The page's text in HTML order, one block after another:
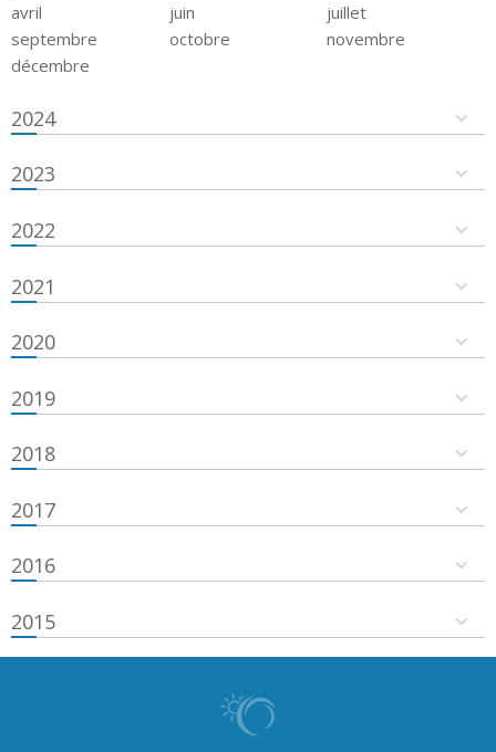
avril
juin
juillet
septembre
octobre
novembre
décembre
2024
2023
2022
2021
2020
2019
2018
2017
2016
2015